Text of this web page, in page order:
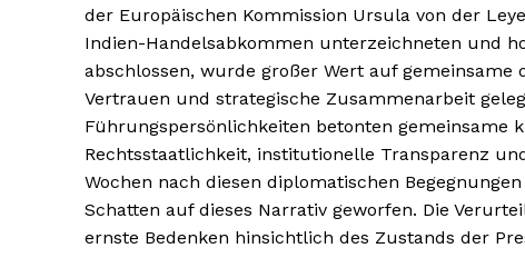
der Europäischen Kommission Ursula von der
Indien-Handelsabkommen unterzeichneten und
abschlossen, wurde großer Wert auf gemeinsame
Vertrauen und strategische Zusammenarbeit
Führungspersönlichkeiten betonten gemeinsame
Rechtsstaatlichkeit, institutionelle Transparenz
Wochen nach diesen diplomatischen
Schatten auf dieses Narrativ geworfen. Die
ernste Bedenken hinsichtlich des Zustands der